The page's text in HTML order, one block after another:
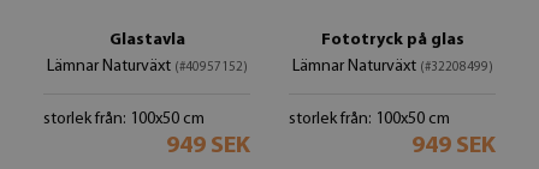
Glastavla
Lämnar Naturväxt (#40957152)
storlek från: 100x50 cm
949 SEK
Fototryck på glas
Lämnar Naturväxt (#32208499)
storlek från: 100x50 cm
949 SEK